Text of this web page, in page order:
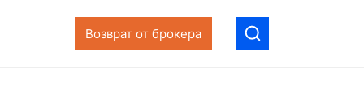
Возврат от брокера